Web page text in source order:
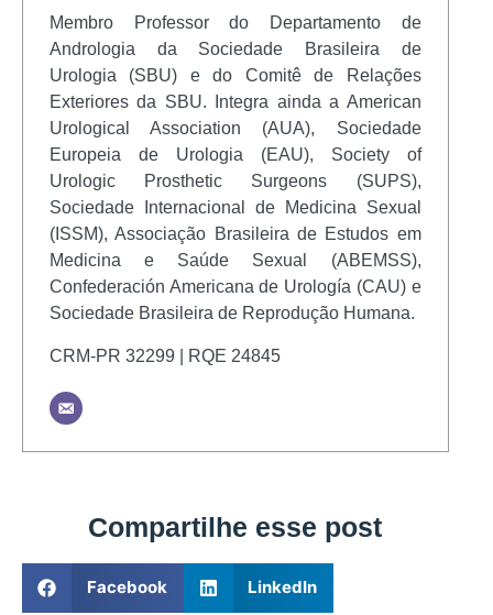
Membro Professor do Departamento de
Andrologia da Sociedade Brasileira de
Urologia (SBU) e do Comitê de Relações
Exteriores da SBU. Integra ainda a American
Urological Association (AUA), Sociedade
Europeia de Urologia (EAU), Society of
Urologic Prosthetic Surgeons (SUPS),
Sociedade Internacional de Medicina Sexual
(ISSM), Associação Brasileira de Estudos em
Medicina e Saúde Sexual (ABEMSS),
Confederación Americana de Urología (CAU) e
Sociedade Brasileira de Reprodução Humana.
CRM-PR 32299 | RQE 24845
Compartilhe esse post
Facebook LinkedIn